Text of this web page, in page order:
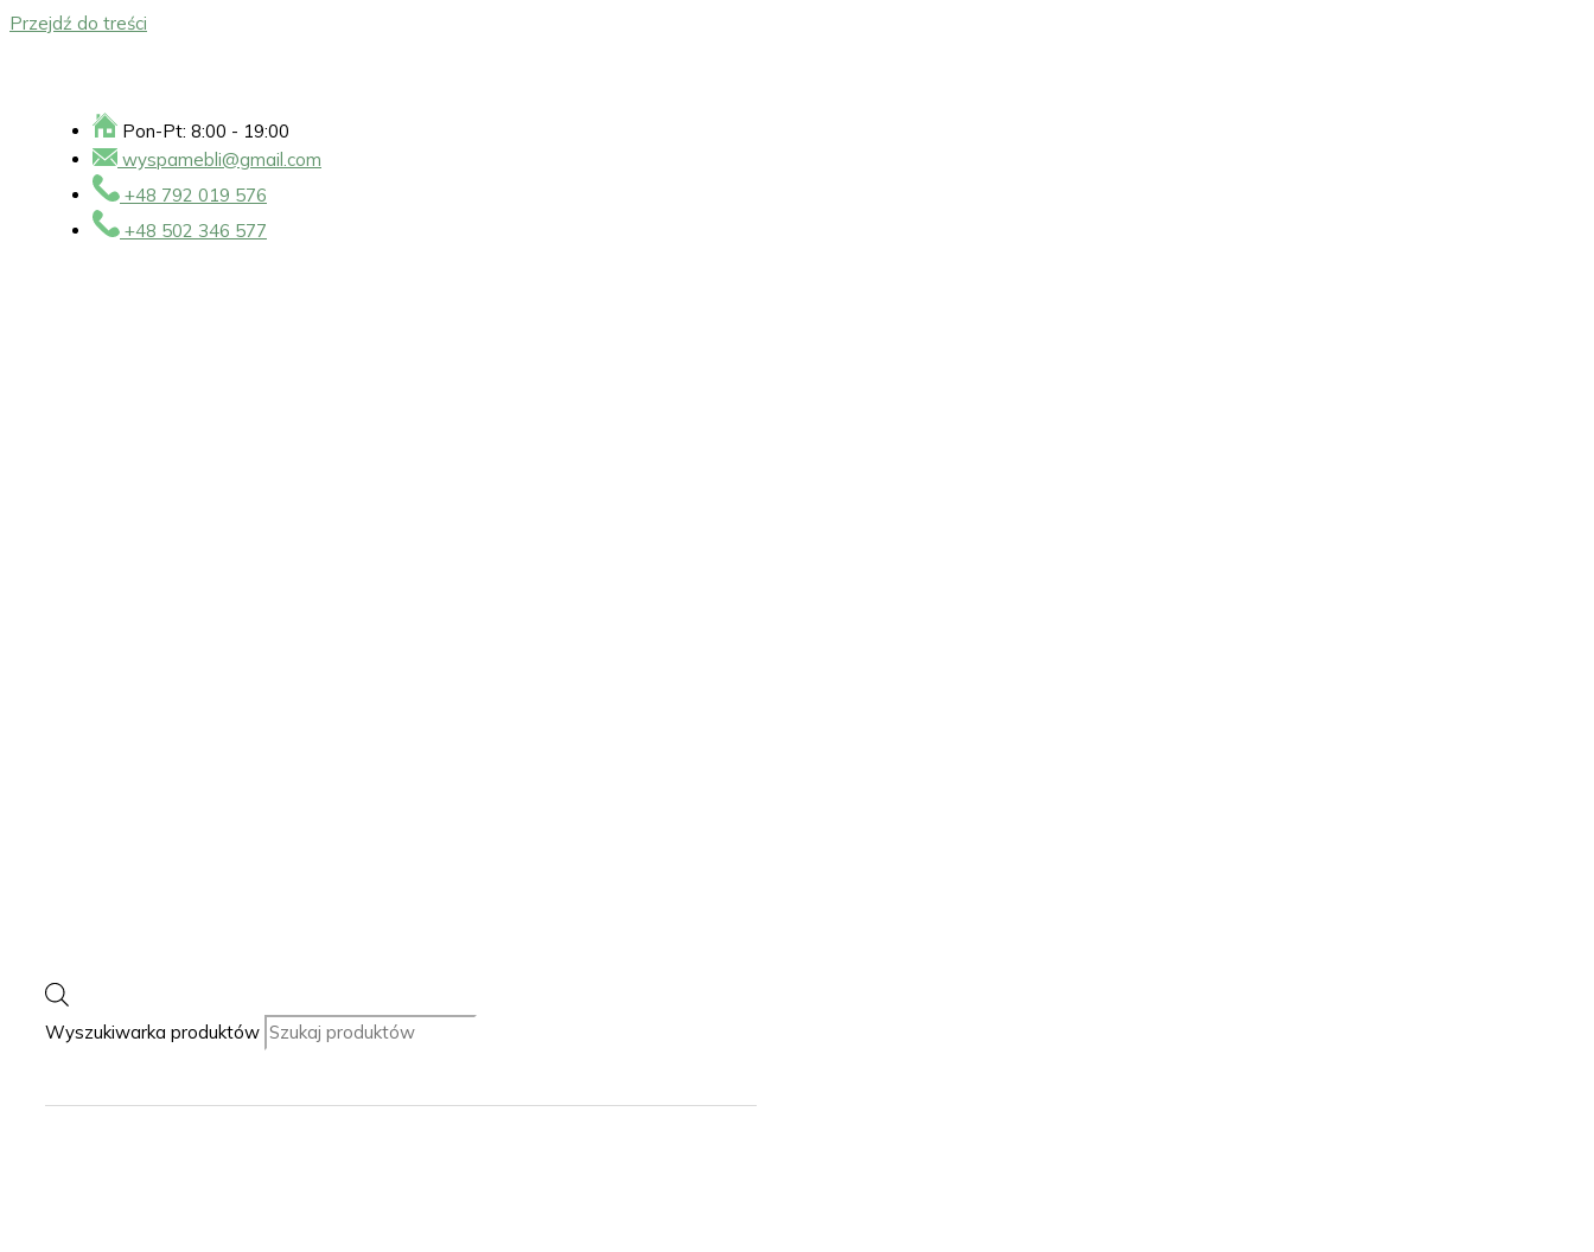
Przejdź do treści
Pon-Pt: 8:00 - 19:00
wyspamebli@gmail.com
+48 792 019 576
+48 502 346 577
Wyszukiwarka produktów